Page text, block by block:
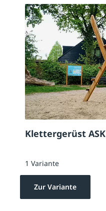
Klettergerüst ASK
1 Variante
Zur Variante